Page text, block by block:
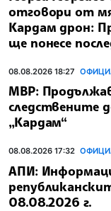
отговори от
Кардам дрон:
ще понесе
08.08.2026 18:27
МВР:
следствените
„Кардам“
08.08.2026 17:32
АПИ:
08.08.2026 г.